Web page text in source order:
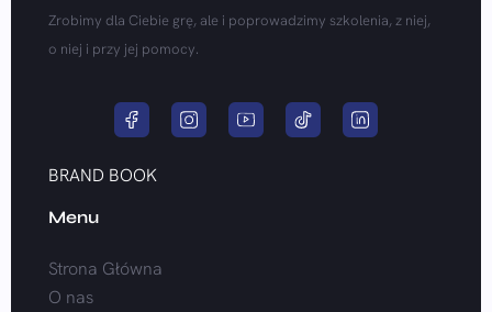
Zrobimy dla Ciebie grę, ale i poprowadzimy szkolenia, z niej,
o niej i przy jej pomocy.
BRAND BOOK
Menu
Strona Główna
O nas